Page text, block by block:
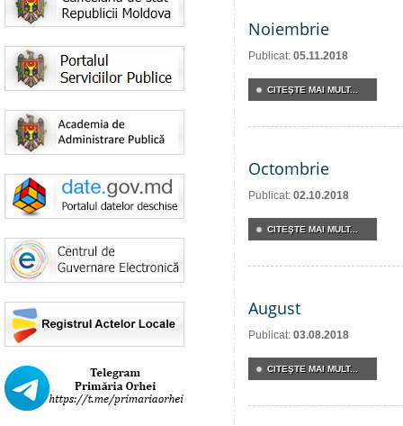
Noiembrie
Publicat: 05.11.2018
CITEŞTE MAI MULT...
Octombrie
Publicat: 02.10.2018
CITEŞTE MAI MULT...
August
Publicat: 03.08.2018
CITEŞTE MAI MULT...